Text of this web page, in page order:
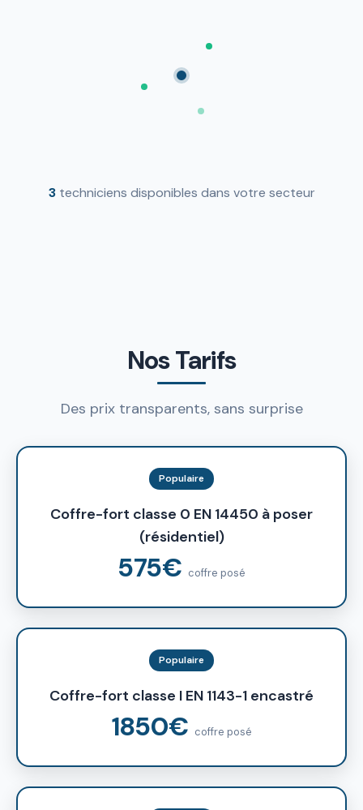
3techniciens disponibles dans votre secteur
Nos Tarifs
Des prix transparents, sans surprise
Populaire
Coffre-fort classe 0 EN 14450 à poser
(résidentiel)
575€ coffre posé
Populaire
Coffre-fort classe I EN 1143-1 encastré
1850€ coffre posé